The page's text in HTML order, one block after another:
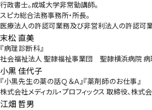
行政書士。成城大学非常勤講師。
スピカ総合法務事務所・所長。
医療法人の許認可業務及び非営利法人の許認可業
末松 直美
『病理診断科』
社会福祉法人 聖隷福祉事業団 聖隷横浜病院 病
小黒 佳代子
『小黒先生の薬の話Ｑ＆Ａ』『薬剤師のお仕事』
株式会社メディカル・プロフィックス 取締役、株
江畑 哲男